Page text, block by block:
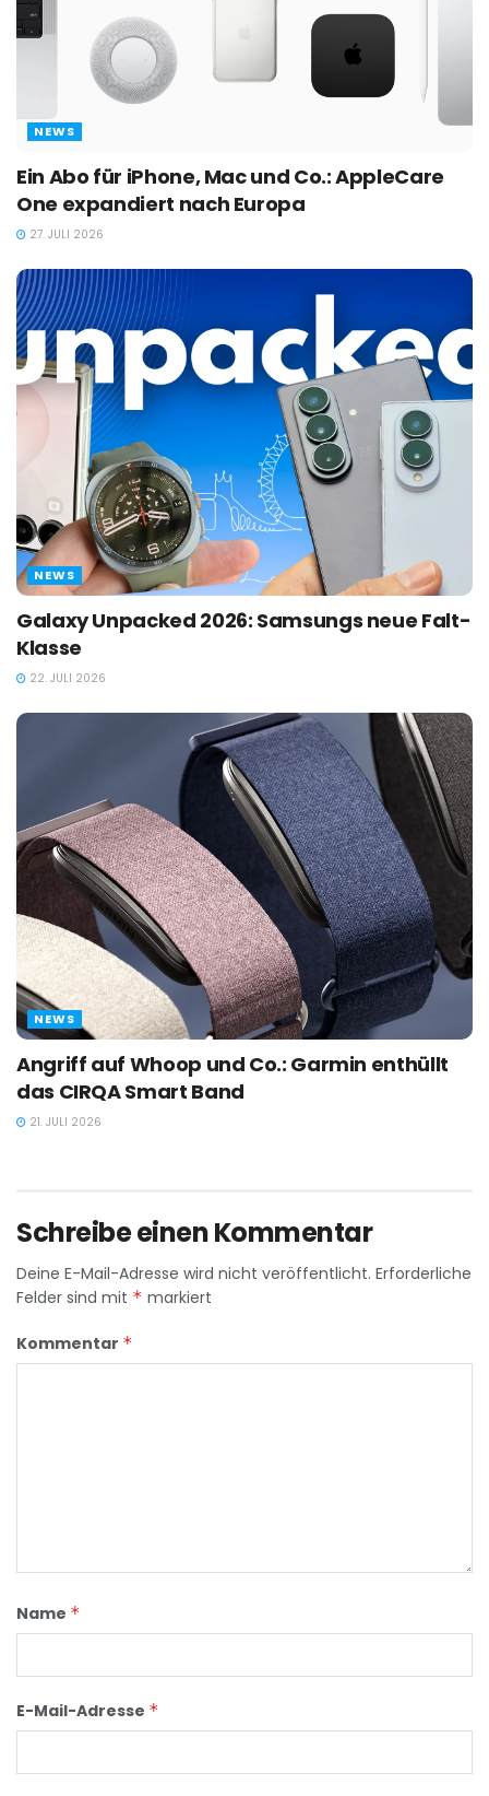
NEWS
Ein Abo für iPhone, Mac und Co.: AppleCare
One expandiert nach Europa
27. JULI 2026
NEWS
Galaxy Unpacked 2026: Samsungs neue Falt-
Klasse
22. JULI 2026
NEWS
Angriff auf Whoop und Co.: Garmin enthüllt
das CIRQA Smart Band
21. JULI 2026
Schreibe einen Kommentar
Deine E-Mail-Adresse wird nicht veröffentlicht. Erforderliche
Felder sind mit * markiert
Kommentar *
Name *
E-Mail-Adresse *